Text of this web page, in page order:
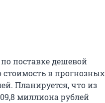
поставке дешевой
стоимость в прогнозных
Планируется, что из
миллиона рублей